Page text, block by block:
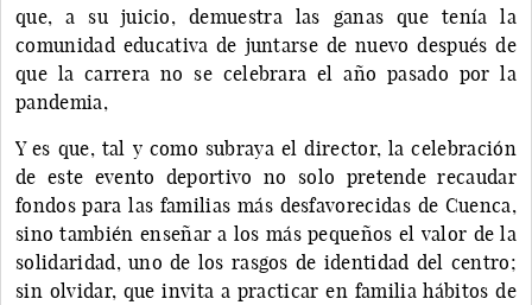
que, a su juicio, demuestra las ganas que tenía la
comunidad educativa de juntarse de nuevo después de
que la carrera no se celebrara el año pasado por la
pandemia,
Y es que, tal y como subraya el director, la celebración
de este evento deportivo no solo pretende recaudar
fondos para las familias más desfavorecidas de Cuenca,
sino también enseñar a los más pequeños el valor de la
solidaridad, uno de los rasgos de identidad del centro;
sin olvidar, que invita a practicar en familia hábitos de